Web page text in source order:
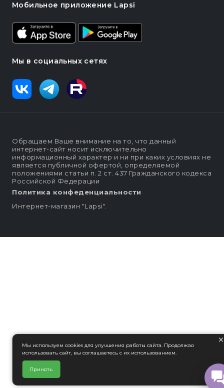
Мобильное приложение Lapsi
Мы в социальных сетях
Обращаем Ваше внимание на то, что данный
интернет-сайт носит исключительно
информационный характер и ни при каких условиях не
является публичной офертой, определяемой
положениями статьи п. 2 ст. 437 Гражданского кодекса
Российской Федерации
Политика конфеденциальности
Интернет-магазин "Lapsi".
×
Мы используем cookies для улучшения работы сайта. Продолжая
использовать сайт, вы соглашаетесь с их использованием.
Принять